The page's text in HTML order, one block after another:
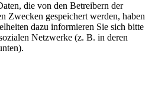
die von den Betreibern der
Zwecken gespeichert werden, haben
dazu informieren Sie sich bitte
Netzwerke (z. B. in deren